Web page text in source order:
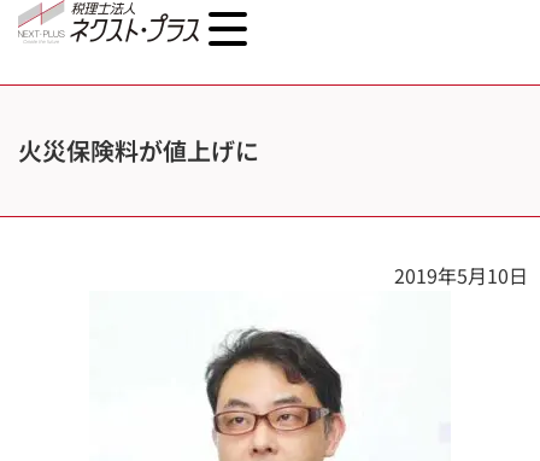
火災保険料が値上げに
2019年5月10日